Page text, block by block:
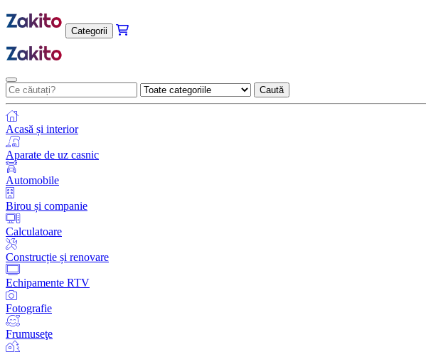
Categorii
Caută
Acasă și interior
Aparate de uz casnic
Automobile
Birou și companie
Calculatoare
Construcție și renovare
Echipamente RTV
Fotografie
Frumuseţe